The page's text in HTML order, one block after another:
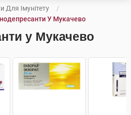
Для Імунітету
У Мукачево
у Мукачево